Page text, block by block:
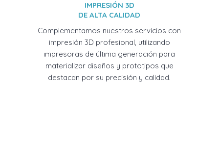
IMPRESIÓN 3D
DE ALTA CALIDAD
Complementamos nuestros servicios con
impresión 3D profesional, utilizando
impresoras de última generación para
materializar diseños y prototipos que
destacan por su precisión y calidad.